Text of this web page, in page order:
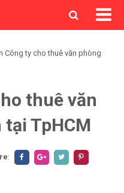
Công ty cho thuê văn phòng
thuê văn
TpHCM
: